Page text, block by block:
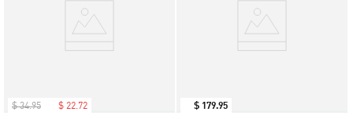
$ 34.95 $ 22.72 $ 179.95